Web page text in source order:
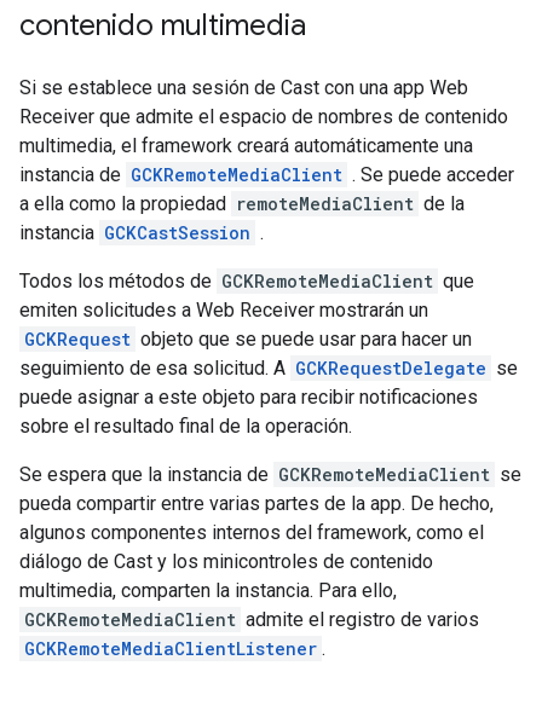
contenido multimedia
Si se establece una sesión de Cast con una app Web
Receiver que admite el espacio de nombres de contenido
multimedia, el framework creará automáticamente una
instancia de GCKRemoteMediaClient . Se puede acceder
a ella como la propiedad remoteMediaClient de la
instancia GCKCastSession .
Todos los métodos de GCKRemoteMediaClient que
emiten solicitudes a Web Receiver mostrarán un
GCKRequest objeto que se puede usar para hacer un
seguimiento de esa solicitud. A GCKRequestDelegate se
puede asignar a este objeto para recibir notificaciones
sobre el resultado final de la operación.
Se espera que la instancia de GCKRemoteMediaClient se
pueda compartir entre varias partes de la app. De hecho,
algunos componentes internos del framework, como el
diálogo de Cast y los minicontroles de contenido
multimedia, comparten la instancia. Para ello,
GCKRemoteMediaClient admite el registro de varios
GCKRemoteMediaClientListener .